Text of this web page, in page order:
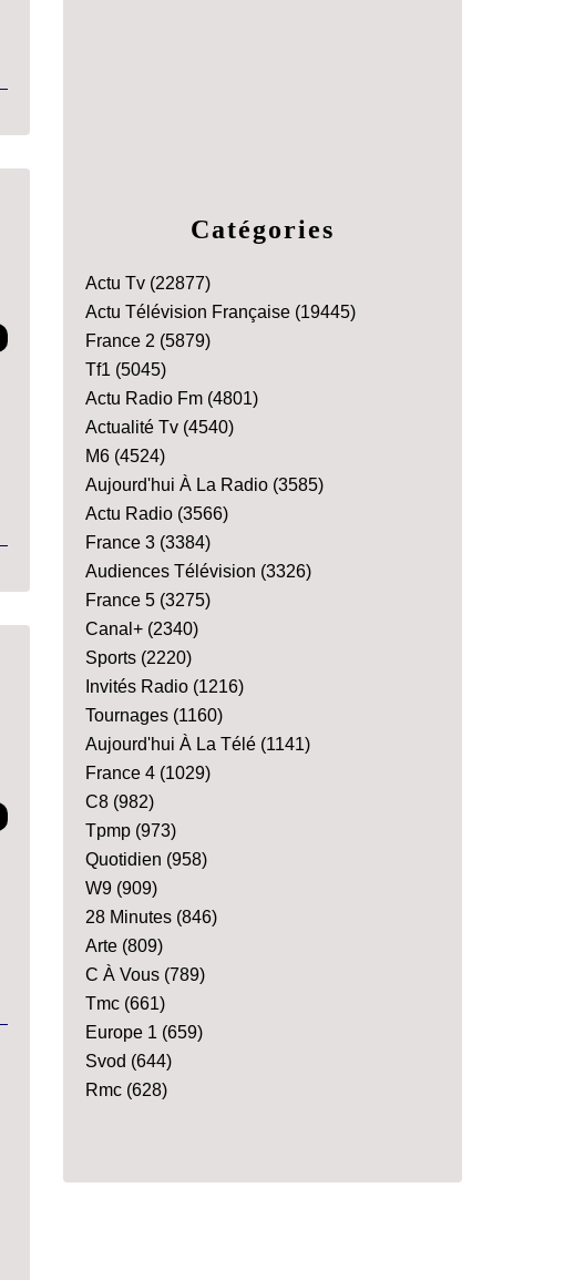
Catégories
Actu Tv (22877)
Actu Télévision Française (19445)
France 2 (5879)
Tf1 (5045)
Actu Radio Fm (4801)
Actualité Tv (4540)
M6 (4524)
Aujourd'hui À La Radio (3585)
Actu Radio (3566)
France 3 (3384)
Audiences Télévision (3326)
France 5 (3275)
Canal+ (2340)
Sports (2220)
Invités Radio (1216)
Tournages (1160)
Aujourd'hui À La Télé (1141)
France 4 (1029)
C8 (982)
Tpmp (973)
Quotidien (958)
W9 (909)
28 Minutes (846)
Arte (809)
C À Vous (789)
Tmc (661)
Europe 1 (659)
Svod (644)
Rmc (628)